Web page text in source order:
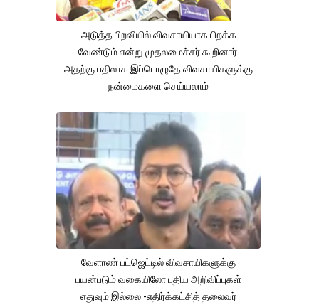
அடுத்த பிறவியில் விவசாயியாக பிறக்க
வேண்டும் என்று முதலமைச்சர் கூறினார்.
அதற்கு பதிலாக இப்பொழுதே விவசாயிகளுக்கு
நன்மைகளை செய்யலாம்
வேளாண் பட்ஜெட்டில் விவசாயிகளுக்கு
பயன்படும் வகையிலோ புதிய அறிவிப்புகள்
எதுவும் இல்லை -எதிர்க்கட்சித் தலைவர்